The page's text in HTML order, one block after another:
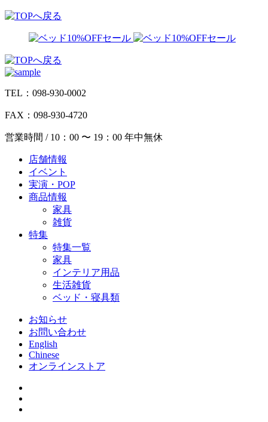
TEL：098-930-0002
FAX：098-930-4720
営業時間 / 10：00 〜 19：00 年中無休
店舗情報
イベント
実演・POP
商品情報
家具
雑貨
特集
特集一覧
家具
インテリア用品
生活雑貨
ベッド・寝具類
お知らせ
お問い合わせ
English
Chinese
オンラインストア